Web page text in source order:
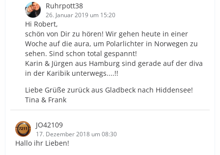
Ruhrpott38
26. Januar 2019 um 15:20
Hi Robert,
schön von Dir zu hören! Wir gehen heute in einer
Woche auf die aura, um Polarlichter in Norwegen zu
sehen. Sind schon total gespannt!
Karin & Jürgen aus Hamburg sind gerade auf der diva
in der Karibik unterwegs....!!
Liebe Grüße zurück aus Gladbeck nach Hiddensee!
Tina & Frank
JO42109
17. Dezember 2018 um 08:30
Hallo ihr Lieben!